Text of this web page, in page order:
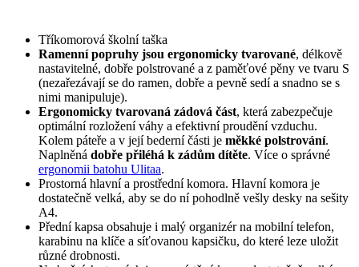
Tříkomorová školní taška
Ramenní popruhy jsou ergonomicky tvarované, délkově
nastavitelné, dobře polstrované a z paměťové pěny ve tvaru S
(nezařezávají se do ramen, dobře a pevně sedí a snadno se s
nimi manipuluje).
Ergonomicky tvarovaná zádová část, která zabezpečuje
optimální rozložení váhy a efektivní proudění vzduchu.
Kolem páteře a v její bederní části je měkké polstrování.
Naplněná dobře přiléhá k zádům dítěte. Více o správné
ergonomii batohu Ulitaa.
Prostorná hlavní a prostřední komora. Hlavní komora je
dostatečně velká, aby se do ní pohodlně vešly desky na sešity
A4.
Přední kapsa obsahuje i malý organizér na mobilní telefon,
karabinu na klíče a síťovanou kapsičku, do které leze uložit
různé drobnosti.